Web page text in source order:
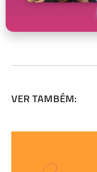
VER TAMBÉM: